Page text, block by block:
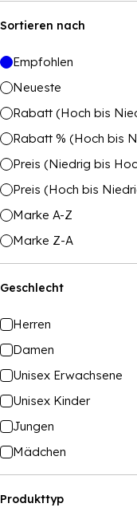
Sortieren nach
Empfohlen
Neueste
Rabatt (Hoch bis
Rabatt % (Hoch bis
Preis (Niedrig bis
Preis (Hoch bis
Marke A-Z
Marke Z-A
Geschlecht
Herren
Damen
Unisex Erwachsene
Unisex Kinder
Jungen
Mädchen
Produkttyp